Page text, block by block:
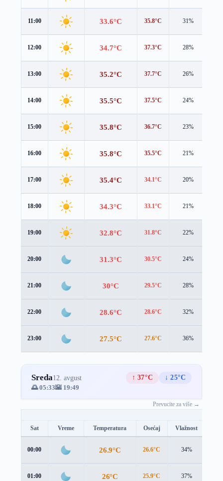
11:00 33.6°C 35.8°C 31%
12:00 34.7°C 37.3°C 28%
13:00 35.2°C 37.7°C 26%
14:00 35.5°C 37.5°C 24%
15:00 35.8°C 36.7°C 23%
16:00 35.8°C 35.5°C 21%
17:00 35.4°C 34.1°C 20%
18:00 34.3°C 33.1°C 21%
19:00 32.8°C 31.8°C 22%
20:00 31.3°C 30.5°C 24%
21:00 30°C 29.5°C 28%
22:00 28.6°C 28.6°C 32%
23:00 27.5°C 27.6°C 36%
Sreda12. avgust ↑ 37°C
↓ 25°C
🌅 05:33🌇 19:49
Prevucite za više →
Sat Vreme Temperatura Osećaj Vlažnost
00:00 26.9°C 26.6°C 34%
01:00 26°C 25.9°C 37%